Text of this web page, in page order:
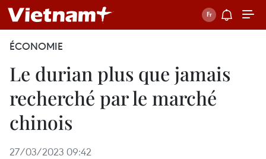
ÉCONOMIE
Le durian plus que jamais
recherché par le marché
chinois
27/03/2023 09:42